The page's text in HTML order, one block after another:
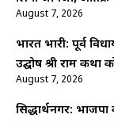
August 7, 2026
भारत भारी: पूर्व
उद्घोष श्री राम
August 7, 2026
सिद्धार्थनगर: